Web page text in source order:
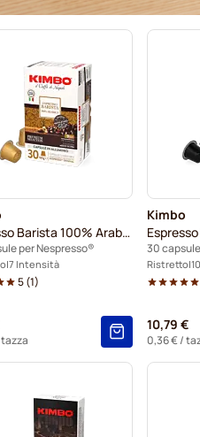
Espresso Barista 100% Arabica
per Nespresso®
7 Intensità
5(1)
Kimbo
30
Ristretto
10,79 €
0,36 €/